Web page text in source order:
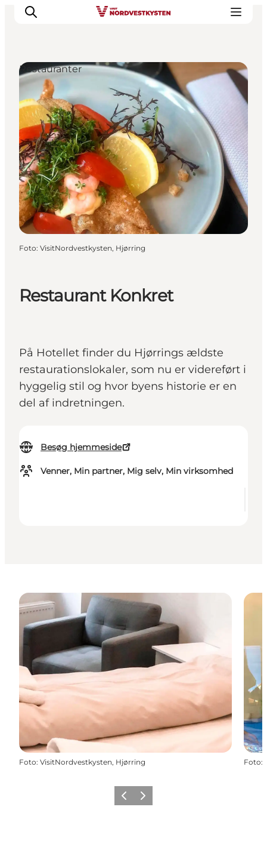
Feriesteder
Inspiration
Handicapvenlig ferie
Events
Overnatning
Planlæg din ferie
Restaurant Konkret
På Hotellet finder du Hjørrings ældste
restaurationslokaler, som nu er videreført i
hyggelig stil og hvor byens historie er en
del af indretningen.
Besøg hjemmeside
Venner, Min partner, Mig selv, Min virksomhed
Restauranter
Foto: VisitNordvestkysten, Hjørring
Foto: VisitNordvestkysten, Hjørring Foto:
ForrigeNæste